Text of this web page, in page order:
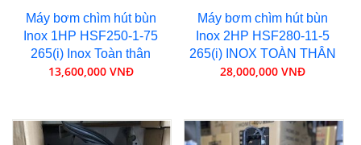
Máy bơm chìm hút bùn
Inox 1HP HSF250-1-75
265(i) Inox Toàn thân
13,600,000 VNĐ
Máy bơm chìm hút bùn
Inox 2HP HSF280-11-5
265(i) INOX TOÀN THÂN
28,000,000 VNĐ